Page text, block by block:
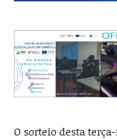
O sorteio desta